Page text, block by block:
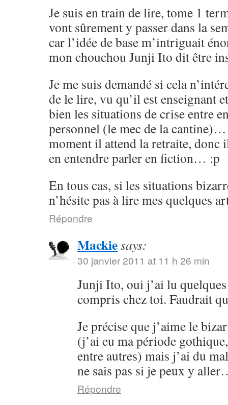
Je suis en train de lire, tome 1
vont sûrement y passer dans la
car l’idée de base m’intriguait
mon chouchou Junji Ito dit être
Je me suis demandé si cela
de le lire, vu qu’il est enseignant
bien les situations de crise entre
personnel (le mec de la
moment il attend la retraite, donc
en entendre parler en fiction… :p
En tous cas, si les situations
n’hésite pas à lire mes quelques
Répondre
Mackiesays:
30 janvier 2011 at 11 h 26 min
Junji Ito, oui j’ai lu
compris chez toi. Faudrait
Je précise que j’aime le
(j’ai eu ma période
entre autres) mais j’ai du
ne sais pas si je peux y
Répondre